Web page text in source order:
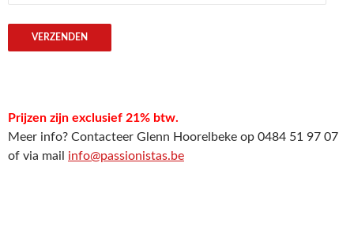
Prijzen zijn exclusief 21% btw.
Meer info? Contacteer Glenn Hoorelbeke op 0484 51 97 07
of via mail info@passionistas.be